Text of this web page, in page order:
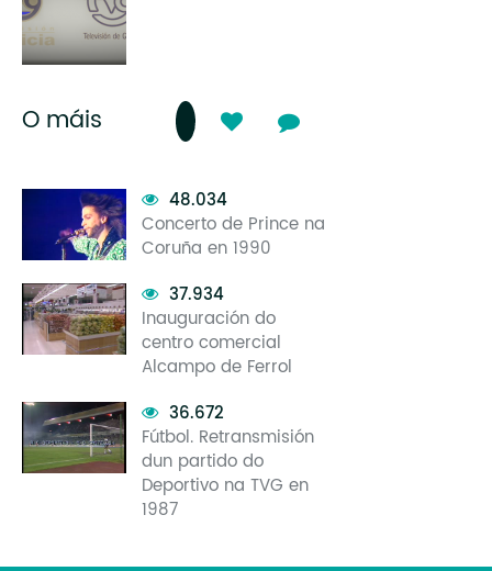
O máis
48.034
Concerto de Prince na
Coruña en 1990
37.934
Inauguración do
centro comercial
Alcampo de Ferrol
36.672
Fútbol. Retransmisión
dun partido do
Deportivo na TVG en
1987